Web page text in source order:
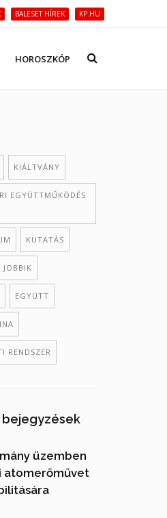
BALESET HÍREK KP.HU
HOROSZKÓP
KIÁLTVÁNY
EGYÜTTMŰKÖDÉS
KUTATÁS
JOBBIK
EGYÜTT
RENDSZER
üzemben
atomerőművet